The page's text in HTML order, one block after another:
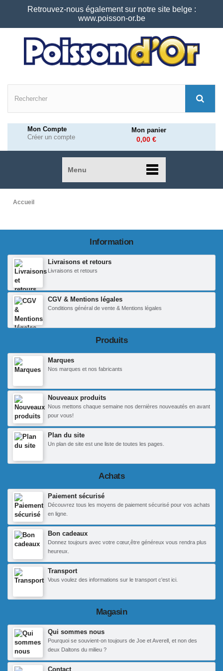
Retrouvez-nous également sur notre site belge :
www.poisson-or.be
Mon Compte
Créer un compte
Mon panier
0,00 €
Menu
Accueil
Information
Livraisons et retours
Livraisons et retours
CGV & Mentions légales
Conditions général de vente & Mentions légales
Produits
Marques
Nos marques et nos fabricants
Nouveaux produits
Nous mettons chaque semaine nos dernières nouveautés en avant
pour vous!
Plan du site
Un plan de site est une liste de toutes les pages.
Achats
Paiement sécurisé
Découvrez tous les moyens de paiement sécurisé pour vos achats
en ligne.
Bon cadeaux
Donnez toujours avec votre cœur,être généreux vous rendra plus
heureux.
Transport
Vous voulez des informations sur le transport c'est ici.
Magasin
Qui sommes nous
Pourquoi se souvient-on toujours de Joe et Averell, et non des
deux Daltons du milieu ?
Contact